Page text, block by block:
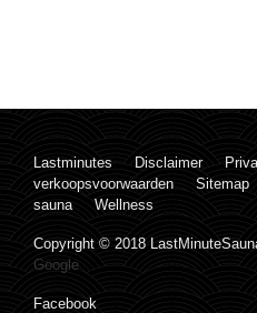
Lastminutes Disclaimer
verkoopsvoorwaarden
Sitemap
sauna
Wellness
Copyright © 2018
Google
Facebook